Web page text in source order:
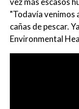
"Todavía venimos
cañas de pescar.
Environmental